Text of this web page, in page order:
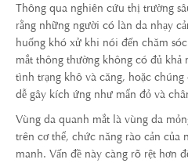
Thông qua nghiên cứu thị trường
rằng những người có làn da nhạy
huống khó xử khi nói đến chăm
mắt thông thường không có đủ khả
tình trạng khô và căng, hoặc
dễ gây kích ứng như mẩn đỏ và
Vùng da quanh mắt là vùng da
trên cơ thể, chức năng rào cản của
manh. Vấn đề này càng rõ rệt hơn